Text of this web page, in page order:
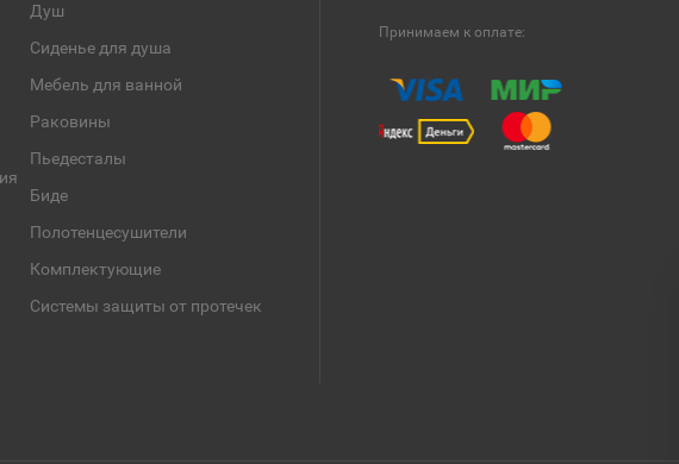
Душ
Сиденье для душа
Мебель для ванной
Раковины
Пьедесталы
Биде
Полотенцесушители
Комплектующие
Системы защиты от протечек
Принимаем к оплате: